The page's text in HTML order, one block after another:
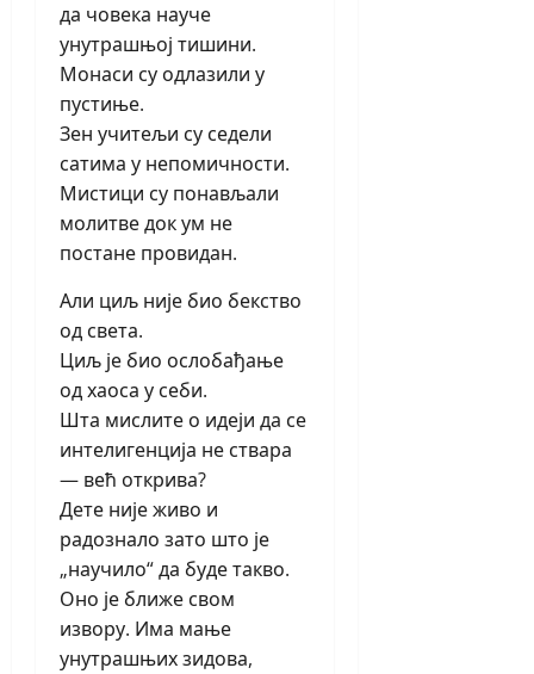
да човека науче
унутрашњој тишини.
Монаси су одлазили у
пустиње.
Зен учитељи су седели
сатима у непомичности.
Мистици су понављали
молитве док ум не
постане провидан.
Али циљ није био бекство
од света.
Циљ је био ослобађање
од хаоса у себи.
Шта мислите о идеји да се
интелигенција не ствара
— већ открива?
Дете није живо и
радознало зато што је
„научило“ да буде такво.
Оно је ближе свом
извору. Има мање
унутрашњих зидова,